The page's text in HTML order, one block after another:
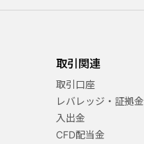
取引関連
取引口座
レバレッジ・証拠金
入出金
CFD配当金